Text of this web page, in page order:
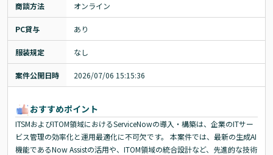
商談方法 オンライン
PC貸与 あり
服装規定 なし
案件公開日時 2026/07/06 15:15:36
おすすめポイント
ITSMおよびITOM領域におけるServiceNowの導入・構築は、企業のITサー
ビス管理の効率化と運用最適化に不可欠です。 本案件では、最新の生成AI
機能であるNow Assistの活用や、ITOM領域の統合設計など、先進的な技術